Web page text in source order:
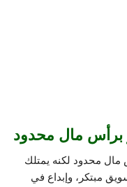
مال محدود
محدود لكنه يمتلك
مبتكر، وإبداع في